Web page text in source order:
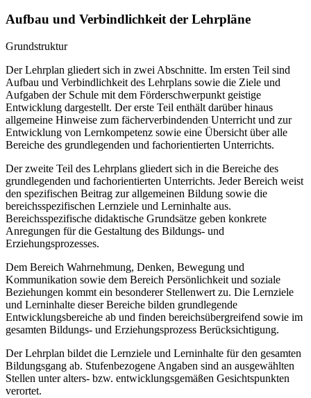
Aufbau und Verbindlichkeit der Lehrpläne
Grundstruktur
Der Lehrplan gliedert sich in zwei Abschnitte. Im ersten Teil sind
Aufbau und Verbindlichkeit des Lehrplans sowie die Ziele und
Aufgaben der Schule mit dem Förderschwerpunkt geistige
Entwicklung dargestellt. Der erste Teil enthält darüber hinaus
allgemeine Hinweise zum fächerverbindenden Unterricht und zur
Entwicklung von Lernkompetenz sowie eine Übersicht über alle
Bereiche des grundlegenden und fachorientierten Unterrichts.
Der zweite Teil des Lehrplans gliedert sich in die Bereiche des
grundlegenden und fachorientierten Unterrichts. Jeder Bereich weist
den spezifischen Beitrag zur allgemeinen Bildung sowie die
bereichsspezifischen Lernziele und Lerninhalte aus.
Bereichsspezifische didaktische Grundsätze geben konkrete
Anregungen für die Gestaltung des Bildungs- und
Erziehungsprozesses.
Dem Bereich Wahrnehmung, Denken, Bewegung und
Kommunikation sowie dem Bereich Persönlichkeit und soziale
Beziehungen kommt ein besonderer Stellenwert zu. Die Lernziele
und Lerninhalte dieser Bereiche bilden grundlegende
Entwicklungsbereiche ab und finden bereichsübergreifend sowie im
gesamten Bildungs- und Erziehungsprozess Berücksichtigung.
Der Lehrplan bildet die Lernziele und Lerninhalte für den gesamten
Bildungsgang ab. Stufenbezogene Angaben sind an ausgewählten
Stellen unter alters- bzw. entwicklungsgemäßen Gesichtspunkten
verortet.